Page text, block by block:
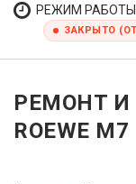
РЕЖИМ РАБОТЫ:
ЗАКРЫТО
РЕМОНТ
ROEWE